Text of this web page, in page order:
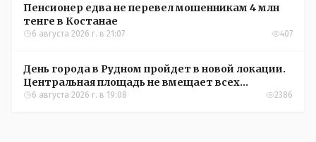
Пенсионер едва не перевел мошенникам 4 млн
тенге в Костанае
6 августа 2026 г. в 21:07 407
День города в Рудном пройдет в новой локации.
Центральная площадь не вмещает всех
желающих
6 августа 2026 г. в 19:08 2386